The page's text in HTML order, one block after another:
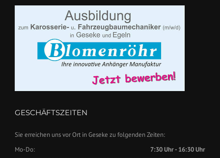
GESCHÄFTSZEITEN
Sie erreichen uns vor Ort in Geseke zu folgenden Zeiten:
Mo-Do:
7:30 Uhr - 16:30 Uhr